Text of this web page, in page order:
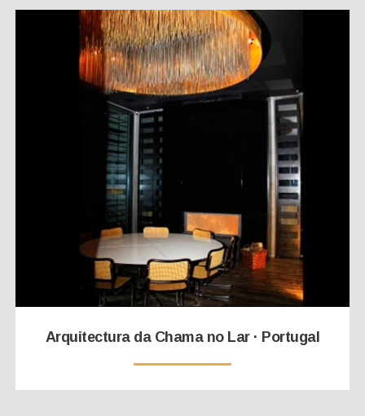
Arquitectura da Chama no Lar · Portugal